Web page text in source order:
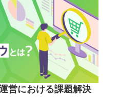
営における課題解決